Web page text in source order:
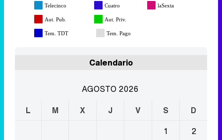
Telecinco Cuatro laSexta
Aut. Pub. Aut. Priv.
Tem. TDT Tem. Pago
Calendario
AGOSTO 2026
L
M X J V S
D
1
2